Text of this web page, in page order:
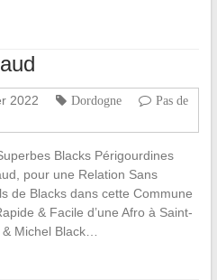
2022 Dordogne
Pas de
Blacks Périgourdines
pour une Relation Sans
de Blacks dans cette Commune
& Facile d’une Afro à Saint-
Michel Black…